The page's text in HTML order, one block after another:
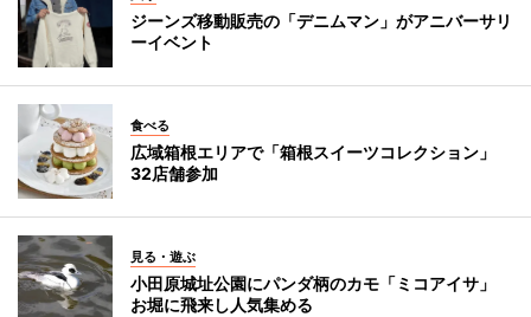
ジーンズ移動販売の「デニムマン」がアニバーサリ
ーイベント
食べる
広域箱根エリアで「箱根スイーツコレクション」
32店舗参加
見る・遊ぶ
小田原城址公園にパンダ柄のカモ「ミコアイサ」
お堀に飛来し人気集める